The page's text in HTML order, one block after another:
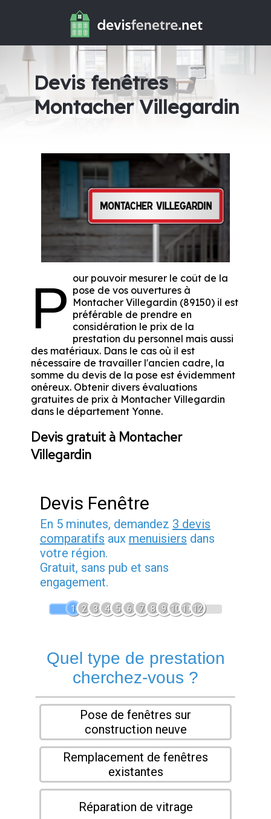
Devis fenêtres
Montacher Villegardin
P our pouvoir mesurer le coût de la
pose de vos ouvertures à
Montacher Villegardin (89150) il est
préférable de prendre en
considération le prix de la
prestation du personnel mais aussi
des matériaux. Dans le cas où il est
nécessaire de travailler l'ancien cadre, la
somme du devis de la pose est évidemment
onéreux. Obtenir divers évaluations
gratuites de prix à Montacher Villegardin
dans le département Yonne.
Devis gratuit à Montacher
Villegardin
Devis Fenêtre
En 5 minutes, demandez 3 devis
comparatifs aux menuisiers dans
votre région.
Gratuit, sans pub et sans
engagement.
1 2 3 4 5 6 7 8 9 1011 12
Quel type de prestation
cherchez-vous ?
Pose de fenêtres sur
construction neuve
Remplacement de fenêtres
existantes
Réparation de vitrage